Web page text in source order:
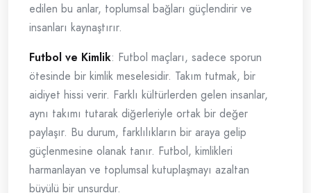
edilen bu anlar, toplumsal bağları güçlendirir ve
insanları kaynaştırır.
Futbol ve Kimlik: Futbol maçları, sadece sporun
ötesinde bir kimlik meselesidir. Takım tutmak, bir
aidiyet hissi verir. Farklı kültürlerden gelen insanlar,
aynı takımı tutarak diğerleriyle ortak bir değer
paylaşır. Bu durum, farklılıkların bir araya gelip
güçlenmesine olanak tanır. Futbol, kimlikleri
harmanlayan ve toplumsal kutuplaşmayı azaltan
büyülü bir unsurdur.